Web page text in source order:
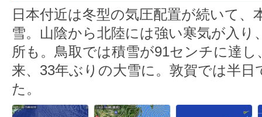
日本付近は冬型の気圧配置が続いて、
雪。山陰から北陸には強い寒気が入り
所も。鳥取では積雪が91センチに達
来、33年ぶりの大雪に。敦賀では半
た。